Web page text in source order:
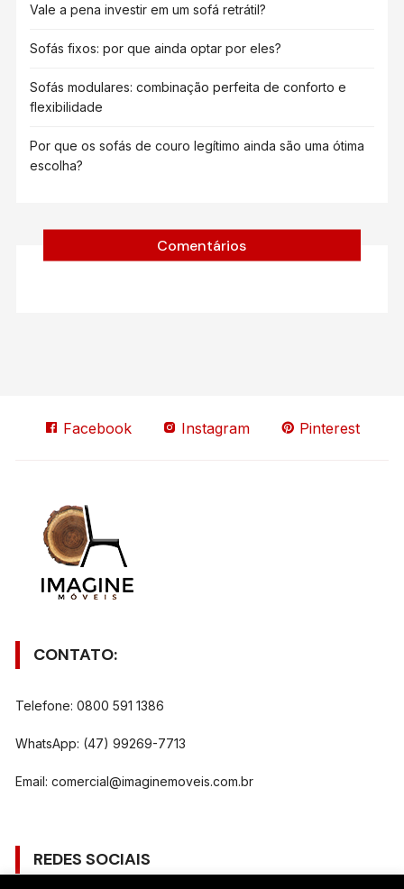
Vale a pena investir em um sofá retrátil?
Sofás fixos: por que ainda optar por eles?
Sofás modulares: combinação perfeita de conforto e
flexibilidade
Por que os sofás de couro legítimo ainda são uma ótima
escolha?
Comentários
Facebook Instagram Pinterest
CONTATO:
Telefone: 0800 591 1386
WhatsApp: (47) 99269-7713
Email:comercial@imaginemoveis.com.br
REDES SOCIAIS